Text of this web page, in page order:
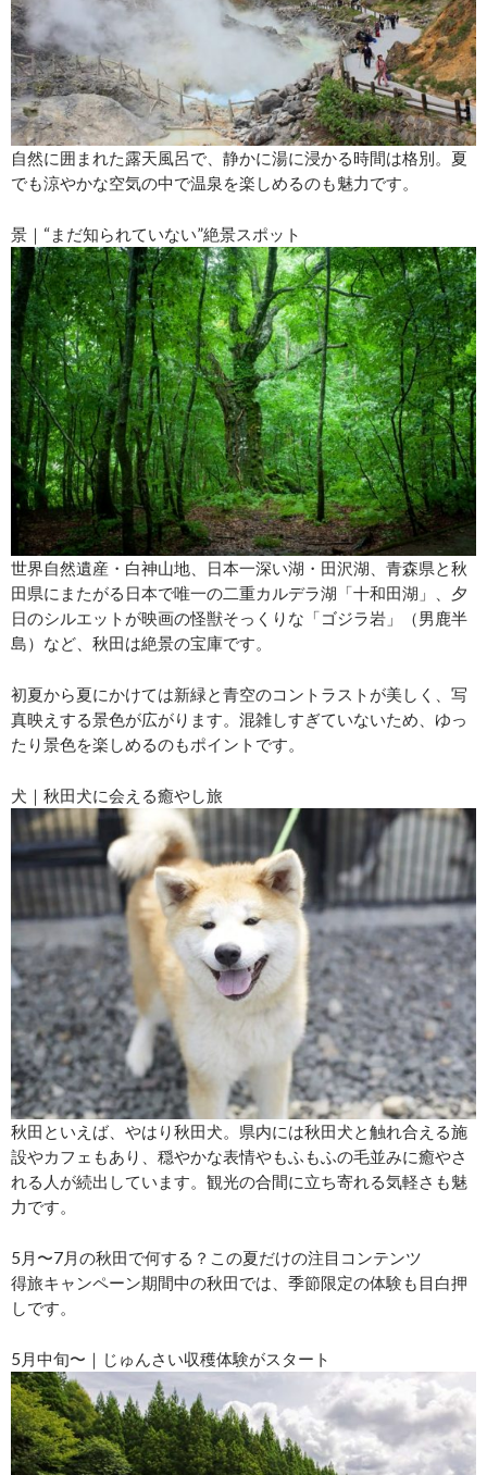
自然に囲まれた露天風呂で、静かに湯に浸かる時間は格別。夏
でも涼やかな空気の中で温泉を楽しめるのも魅力です。
景｜“まだ知られていない”絶景スポット
世界自然遺産・白神山地、日本一深い湖・田沢湖、青森県と秋
田県にまたがる日本で唯一の二重カルデラ湖「十和田湖」、夕
日のシルエットが映画の怪獣そっくりな「ゴジラ岩」（男鹿半
島）など、秋田は絶景の宝庫です。
初夏から夏にかけては新緑と青空のコントラストが美しく、写
真映えする景色が広がります。混雑しすぎていないため、ゆっ
たり景色を楽しめるのもポイントです。
犬｜秋田犬に会える癒やし旅
秋田といえば、やはり秋田犬。県内には秋田犬と触れ合える施
設やカフェもあり、穏やかな表情やもふもふの毛並みに癒やさ
れる人が続出しています。観光の合間に立ち寄れる気軽さも魅
力です。
5月〜7月の秋田で何する？この夏だけの注目コンテンツ
得旅キャンペーン期間中の秋田では、季節限定の体験も目白押
しです。
5月中旬〜｜じゅんさい収穫体験がスタート